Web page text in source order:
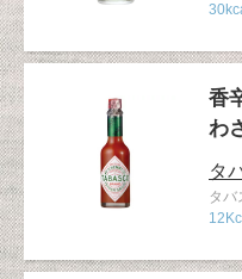
香
わ
タ
タ